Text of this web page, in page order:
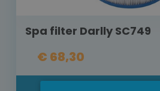
Spa filter Darlly SC749
€ 68,30